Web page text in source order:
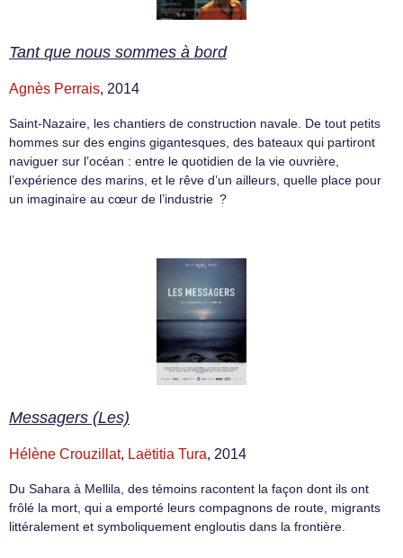
Tant que nous sommes à bord
Agnès Perrais, 2014
Saint-Nazaire, les chantiers de construction navale. De tout petits
hommes sur des engins gigantesques, des bateaux qui partiront
naviguer sur l’océan : entre le quotidien de la vie ouvrière,
l’expérience des marins, et le rêve d’un ailleurs, quelle place pour
un imaginaire au cœur de l’industrie ?
Messagers (Les)
Hélène Crouzillat, Laëtitia Tura, 2014
Du Sahara à Mellila, des témoins racontent la façon dont ils ont
frôlé la mort, qui a emporté leurs compagnons de route, migrants
littéralement et symboliquement engloutis dans la frontière.